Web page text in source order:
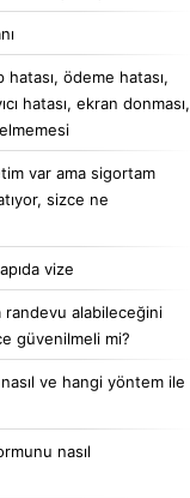
ödeme hatası,
hatası, ekran donması,
var ama sigortam
sizce ne
vize
randevu alabileceğini
güvenilmeli mi?
ve hangi yöntem ile
nasıl